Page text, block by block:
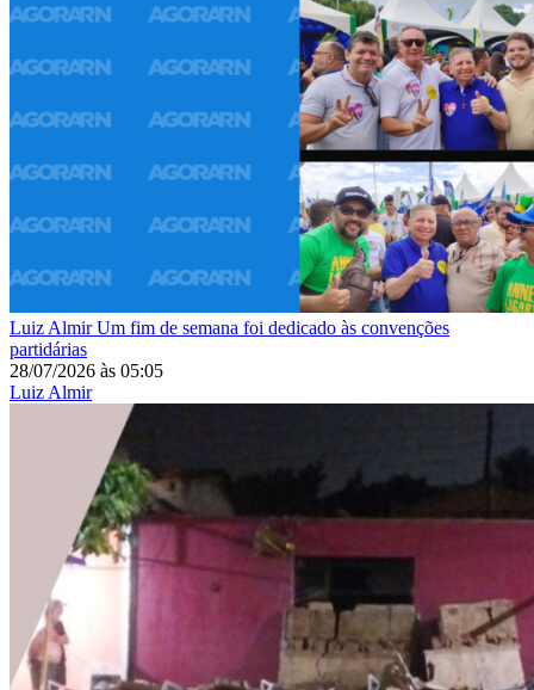
Luiz AlmirUm fim de semana foi dedicado às convenções
partidárias
28/07/2026 às 05:05
Luiz Almir